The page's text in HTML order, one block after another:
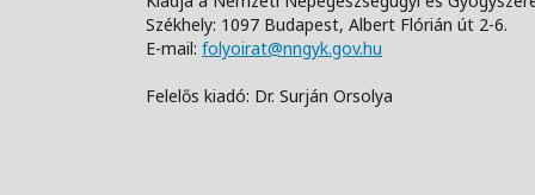
Székhely: 1097 Budapest, Albert Flórián út 2-6.
E-mail: folyoirat@nngyk.gov.hu
Felelős kiadó: Dr. Surján Orsolya